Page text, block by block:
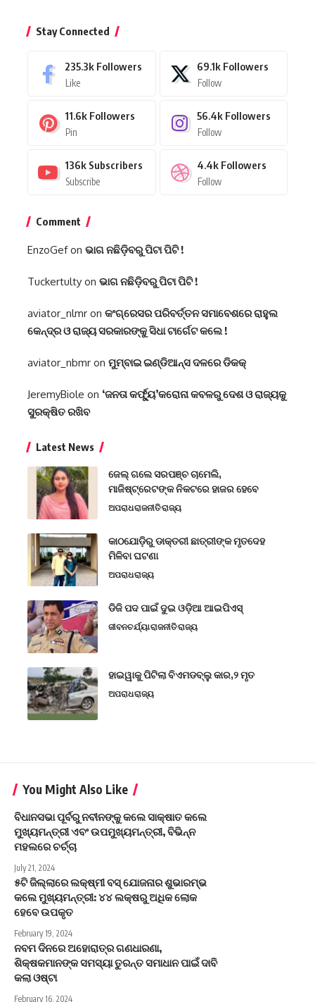
Stay Connected
235.3k Followers
Like
69.1k Followers
Follow
11.6k Followers
Pin
56.4k Followers
Follow
136k Subscribers
Subscribe
4.4k Followers
Follow
Comment
EnzoGefon ଭାଗ ନଛିଡ଼ିବରୁ ପିଟା ପିଟି !
Tuckertulty on ଭାଗ ନଛିଡ଼ିବରୁ ପିଟା ପିଟି !
aviator_nlmr on କଂଗ୍ରେସର ପରିବର୍ତ୍ତନ ସମାବେଶରେ ରାହୁଲ
କେନ୍ଦ୍ର ଓ ରାଜ୍ୟ ସରକାରଙ୍କୁ ସିଧା ଟାର୍ଗେଟ କଲେ !
aviator_nbmr on ମୁମ୍ବାଇ ଇଣ୍ଡିଆନ୍ସ ଦଳରେ ଡିକକ୍‌
JeremyBiole on ‘ଜନତା କର୍ଫ୍ୟୁ’କରୋନା କବଳରୁ ଦେଶ ଓ ରାଜ୍ୟକୁ
ସୁରକ୍ଷିତ ରଖିବ
Latest News
ଜେଲ୍ ଗଲେ ସରପଞ୍ଚ ଚାମେଲି,
ମାଜିଷ୍ଟ୍ରେଟଙ୍କ ନିକଟରେ ହାଜର ହେବେ
ଅପରାଧରାଜନୀତିରାଜ୍ୟ
କାଠଯୋଡ଼ିରୁ ଡାକ୍ତରୀ ଛାତ୍ରୀଙ୍କ ମୃତଦେହ
ମିଳିବା ଘଟଣା
ଅପରାଧରାଜ୍ୟ
ଡିଜି ପଦ ପାଇଁ ଦୁଇ ଓଡ଼ିଆ ଆଇପିଏସ୍
ଜୀବନଚର୍ଯ୍ୟାରାଜନୀତିରାଜ୍ୟ
ହାଇୱାକୁ ପିଟିଲା ବିଏମଡବ୍ଲୁ କାର,୨ ମୃତ
ଅପରାଧରାଜ୍ୟ
You Might Also Like
ବିଧାନସଭା ପୂର୍ବରୁ ନବୀନଙ୍କୁ କଲେ ସାକ୍ଷାତ କଲେ
ମୁଖ୍ୟମନ୍ତ୍ରୀ ଏବଂ ଉପମୁଖ୍ୟମନ୍ତ୍ରୀ, ବିଭିନ୍ନ
ମହଲରେ ଚର୍ଚ୍ଚା
July 21, 2024
୫ଟି ଜିଲ୍ଲାରେ ଲକ୍ଷ୍ମୀ ବସ୍ ଯୋଜନାର ଶୁଭାରମ୍ଭ
କଲେ ମୁଖ୍ୟମନ୍ତ୍ରୀ: ୪୪ ଲକ୍ଷରୁ ଅଧିକ ଲୋକ
ହେବେ ଉପକୃତ
February 19, 2024
ନବମ ଦିନରେ ଅହୋରାତ୍ର ଗଣଧାରଣା,
ଶିକ୍ଷକମାନଙ୍କ ସମସ୍ୟା ତୁରନ୍ତ ସମାଧାନ ପାଇଁ ଦାବି
କଲା ଓଷ୍ଟା
February 16, 2024